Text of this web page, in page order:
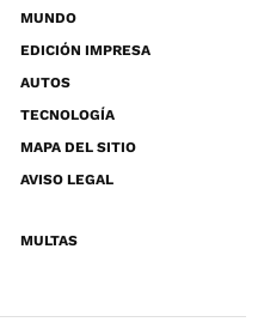
MUNDO
EDICIÓN IMPRESA
AUTOS
TECNOLOGÍA
MAPA DEL SITIO
AVISO LEGAL
MULTAS